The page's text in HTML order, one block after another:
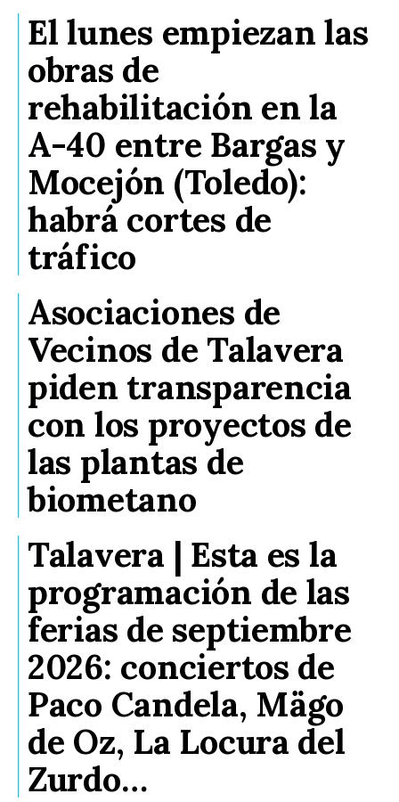
El lunes empiezan las
obras de
rehabilitación en la
A-40 entre Bargas y
Mocejón (Toledo):
habrá cortes de
tráfico
Asociaciones de
Vecinos de Talavera
piden transparencia
con los proyectos de
las plantas de
biometano
Talavera | Esta es la
programación de las
ferias de septiembre
2026: conciertos de
Paco Candela, Mägo
de Oz, La Locura del
Zurdo…